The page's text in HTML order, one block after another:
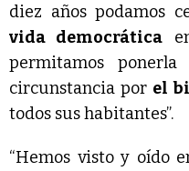
diez años podamos
vida democrática
permitamos
circunstancia por el
todos sus habitantes”.
“Hemos visto y oído